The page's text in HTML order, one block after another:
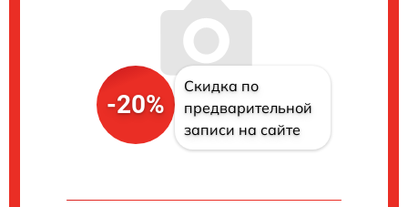
-20%
Скидка по
предварительной
записи на сайте